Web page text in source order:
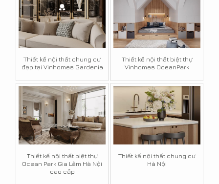
Thiết kế nội thất chung cư
đẹp tại Vinhomes Gardenia
Thiết kế nội thất biệt thự
Vinhomes OceanPark
Thiết kế nội thất biệt thự
Ocean Park Gia Lâm Hà Nội
cao cấp
Thiết kế nội thất chung cư
Hà Nội